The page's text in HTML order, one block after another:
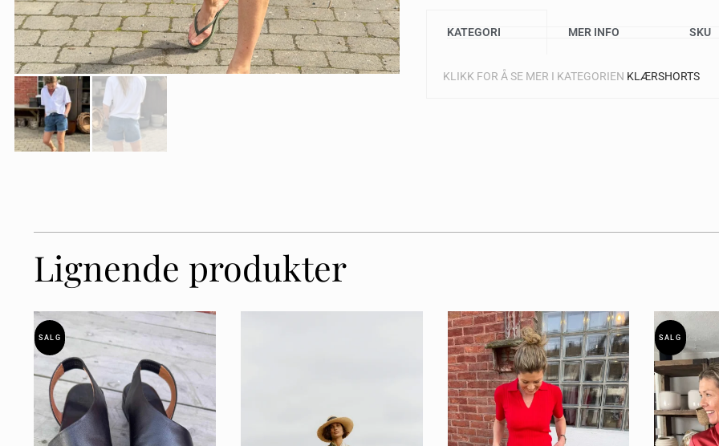
KATEGORI MER INFO SKU
KLIKK FOR Å SE MER I KATEGORIEN KLÆRSHORTS
Lignende produkter
SALG SALG